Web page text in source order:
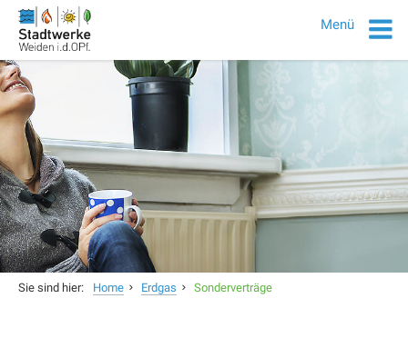
Menü
Sie sind hier: Home Erdgas Sonderverträge